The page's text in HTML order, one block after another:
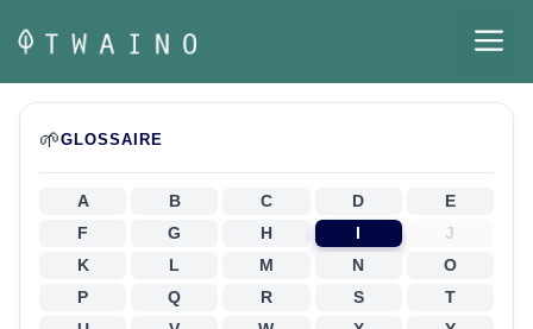
au
contenu
🌱GLOSSAIRE
A B C D
E
F
G H I
J
K
L M N
O
P
Q R S
T